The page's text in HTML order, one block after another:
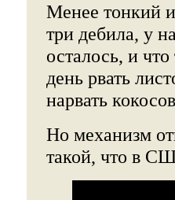
Менее тонкий
три дебила, у
осталось, и
день рвать
нарвать
Но механизм
такой, что в